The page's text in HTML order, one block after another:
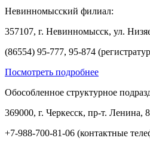
Невинномысский филиал:
357107, г. Невинномысск, ул.
(86554) 95-777, 95-874
Посмотреть подробнее
Обособленное структурное
369000, г. Черкесск, пр-т. Ленина,
+7-988-700-81-06 (контактные